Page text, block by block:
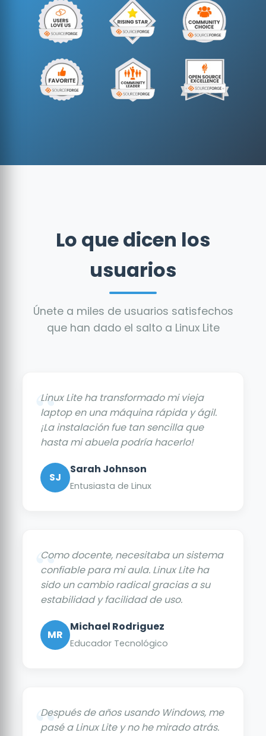
Lo que dicen los
usuarios
Únete a miles de usuarios satisfechos
que han dado el salto a Linux Lite
Linux Lite ha transformado mi vieja
laptop en una máquina rápida y ágil.
¡La instalación fue tan sencilla que
hasta mi abuela podría hacerlo!
SJ
Sarah Johnson
Entusiasta de Linux
Como docente, necesitaba un sistema
confiable para mi aula. Linux Lite ha
sido un cambio radical gracias a su
estabilidad y facilidad de uso.
MR
Michael Rodriguez
Educador Tecnológico
Después de años usando Windows, me
pasé a Linux Lite y no he mirado atrás.